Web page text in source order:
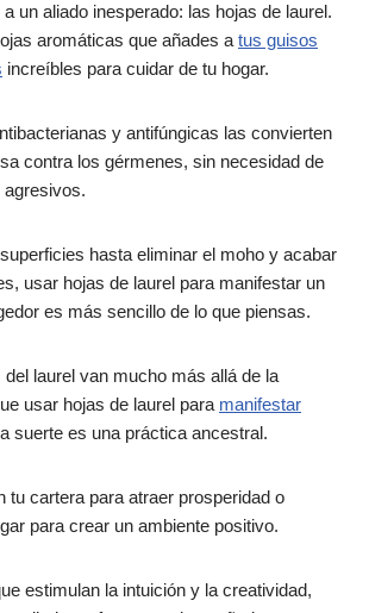
un aliado inesperado: las hojas de laurel.
aromáticas que añades a tus guisos
increíbles para cuidar de tu hogar.
y antifúngicas las convierten
contra los gérmenes, sin necesidad de
hasta eliminar el moho y acabar
usar hojas de laurel para manifestar un
es más sencillo de lo que piensas.
laurel van mucho más allá de la
usar hojas de laurel para manifestar
suerte es una práctica ancestral.
tu cartera para atraer prosperidad o
para crear un ambiente positivo.
estimulan la intuición y la creatividad,